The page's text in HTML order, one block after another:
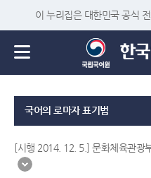
이 누리집은 대한민국 공식
국어의 로마자 표기법
[시행 2014. 12. 5.] 문화체육관